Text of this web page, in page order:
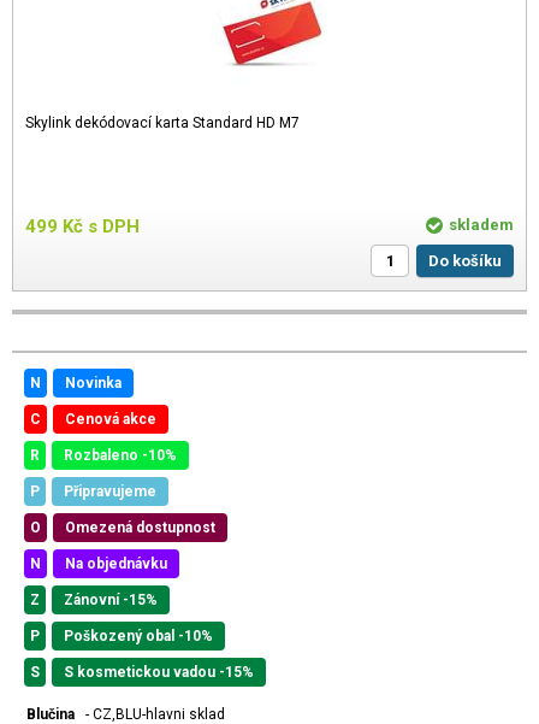
Skylink dekódovací karta Standard HD M7
499 Kč s DPH
skladem
Do košíku
N Novinka
C Cenová akce
R Rozbaleno -10%
P Připravujeme
O Omezená dostupnost
N Na objednávku
Z Zánovní -15%
P Poškozený obal -10%
S S kosmetickou vadou -15%
Blučina
- CZ,BLU-hlavni sklad